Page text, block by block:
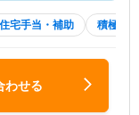
住宅手当・補助 積極採
わせる